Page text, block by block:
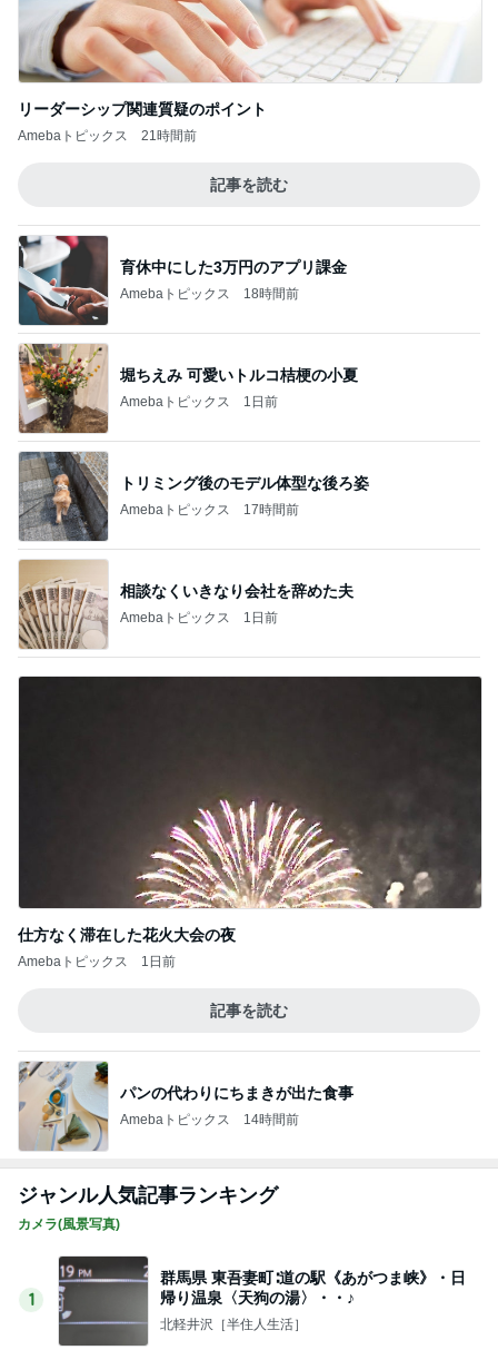
リーダーシップ関連質疑のポイント
Amebaトピックス 21時間前
記事を読む
育休中にした3万円のアプリ課金
Amebaトピックス 18時間前
堀ちえみ 可愛いトルコ桔梗の小夏
Amebaトピックス 1日前
トリミング後のモデル体型な後ろ姿
Amebaトピックス 17時間前
相談なくいきなり会社を辞めた夫
Amebaトピックス 1日前
仕方なく滞在した花火大会の夜
Amebaトピックス 1日前
記事を読む
パンの代わりにちまきが出た食事
Amebaトピックス 14時間前
ジャンル人気記事ランキング
カメラ(風景写真)
1
群馬県 東吾妻町∶道の駅《あがつま峡》・日
帰り温泉〈天狗の湯〉・・♪
北軽井沢［半住人生活］